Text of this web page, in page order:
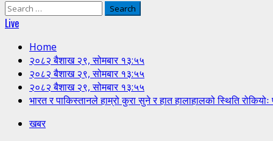
Search
for:
Live
Home
२०८२ बैशाख २९, सोमबार १३:५५
२०८२ बैशाख २९, सोमबार १३:५५
२०८२ बैशाख २९, सोमबार १३:५५
भारत र पाकिस्तानले हाम्रो कुरा सुने र हात हालाहालको स्थिति
खबर